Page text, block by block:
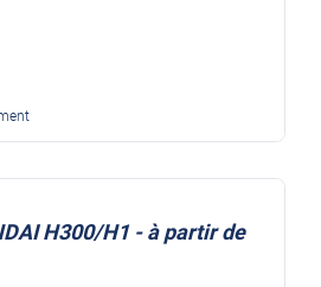
H300/H1 - à partir de